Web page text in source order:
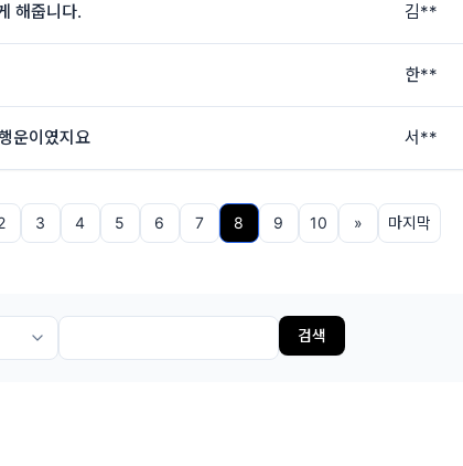
해줍니다. 김**
한**
운이였지요 서**
3 4 5 6 7 8 9 10 » 마지막
검색